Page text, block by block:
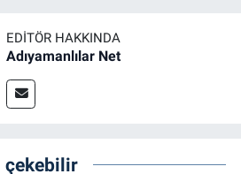
EDITÖR HAKKINDA
Adıyamanlılar Net
çekebilir